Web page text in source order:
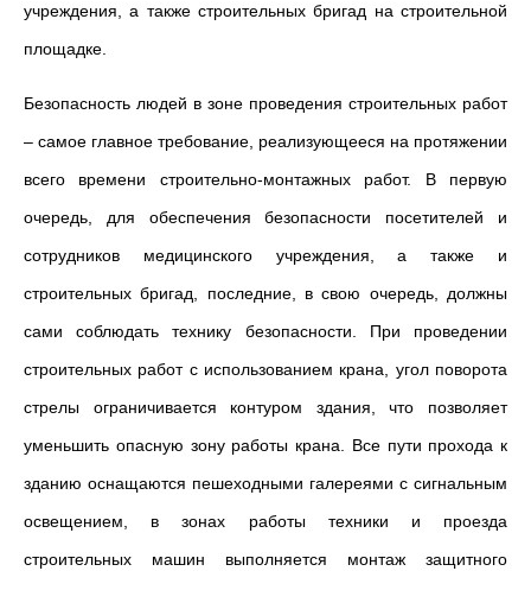
учреждения, а также строительных бригад на строительной
площадке.
Безопасность людей в зоне проведения строительных работ
– самое главное требование, реализующееся на протяжении
всего времени строительно-монтажных работ. В первую
очередь, для обеспечения безопасности посетителей и
сотрудников медицинского учреждения, а также и
строительных бригад, последние, в свою очередь, должны
сами соблюдать технику безопасности. При проведении
строительных работ с использованием крана, угол поворота
стрелы ограничивается контуром здания, что позволяет
уменьшить опасную зону работы крана. Все пути прохода к
зданию оснащаются пешеходными галереями с сигнальным
освещением, в зонах работы техники и проезда
строительных машин выполняется монтаж защитного